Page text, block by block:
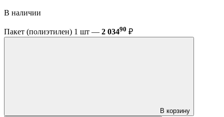
В наличии
Пакет (полиэтилен) 1 шт — 2 03490 ₽
В корзину